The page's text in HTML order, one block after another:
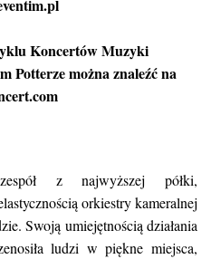
Koncertów Muzyki
Potterze można znaleźć na
z najwyższej półki,
orkiestry kameralnej
Swoją umiejętnością działania
ludzi w piękne miejsca,